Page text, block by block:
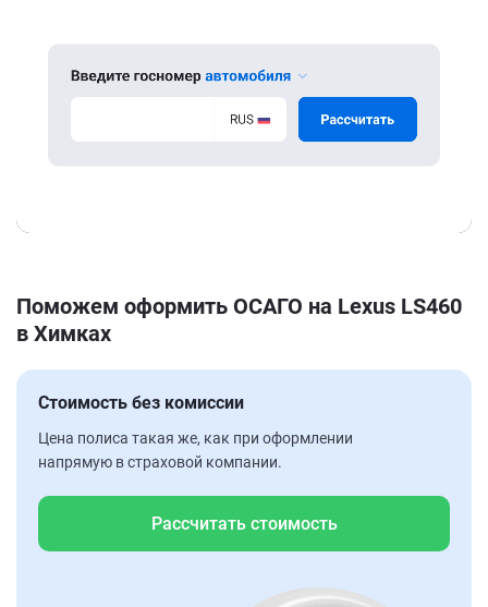
Поможем оформить ОСАГО на Lexus LS460
в Химках
Стоимость без комиссии
Цена полиса такая же, как при оформлении
напрямую в страховой компании.
Рассчитать стоимость